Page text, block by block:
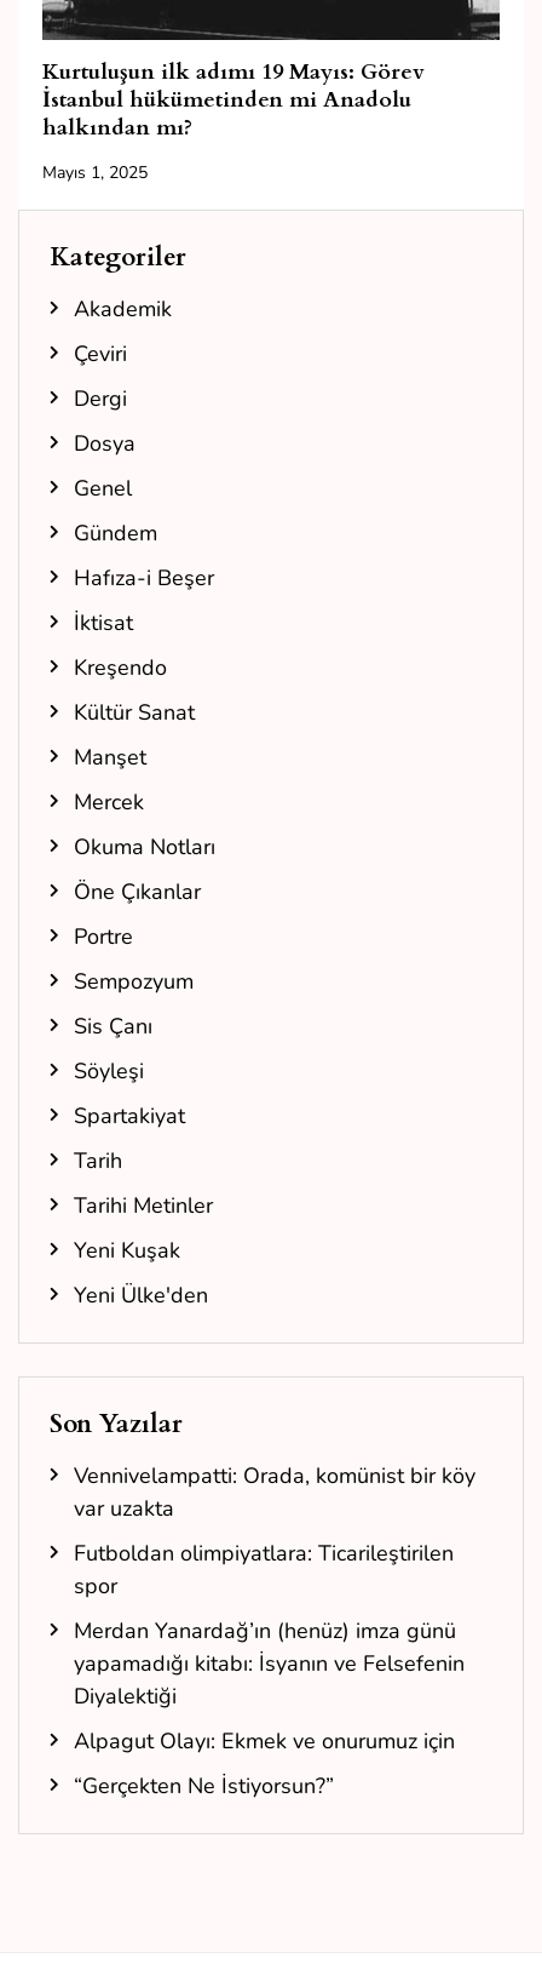
Kurtuluşun ilk adımı 19 Mayıs: Görev
İstanbul hükümetinden mi Anadolu
halkından mı?
Mayıs 1, 2025
Kategoriler
Akademik
Çeviri
Dergi
Dosya
Genel
Gündem
Hafıza-i Beşer
İktisat
Kreşendo
Kültür Sanat
Manşet
Mercek
Okuma Notları
Öne Çıkanlar
Portre
Sempozyum
Sis Çanı
Söyleşi
Spartakiyat
Tarih
Tarihi Metinler
Yeni Kuşak
Yeni Ülke'den
Son Yazılar
Vennivelampatti: Orada, komünist bir köy
var uzakta
Futboldan olimpiyatlara: Ticarileştirilen
spor
Merdan Yanardağ’ın (henüz) imza günü
yapamadığı kitabı: İsyanın ve Felsefenin
Diyalektiği
Alpagut Olayı: Ekmek ve onurumuz için
“Gerçekten Ne İstiyorsun?”